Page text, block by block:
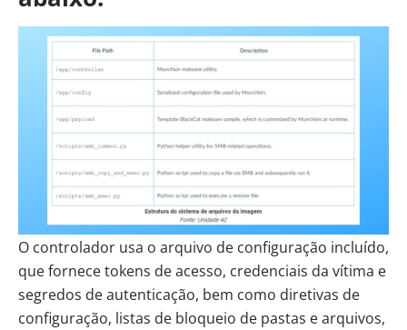
O controlador usa o arquivo de configuração incluído,
que fornece tokens de acesso, credenciais da vítima e
segredos de autenticação, bem como diretivas de
configuração, listas de bloqueio de pastas e arquivos,